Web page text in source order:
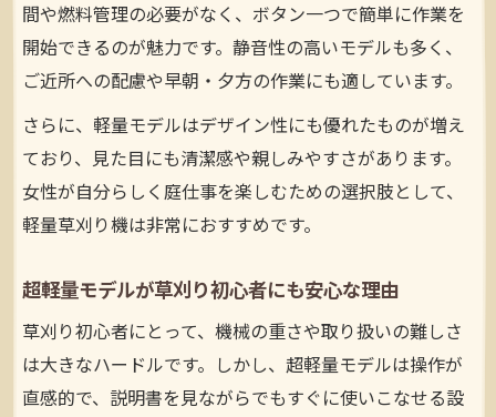
間や燃料管理の必要がなく、ボタン一つで簡単に作業を
開始できるのが魅力です。静音性の高いモデルも多く、
ご近所への配慮や早朝・夕方の作業にも適しています。
さらに、軽量モデルはデザイン性にも優れたものが増え
ており、見た目にも清潔感や親しみやすさがあります。
女性が自分らしく庭仕事を楽しむための選択肢として、
軽量草刈り機は非常におすすめです。
超軽量モデルが草刈り初心者にも安心な理由
草刈り初心者にとって、機械の重さや取り扱いの難しさ
は大きなハードルです。しかし、超軽量モデルは操作が
直感的で、説明書を見ながらでもすぐに使いこなせる設